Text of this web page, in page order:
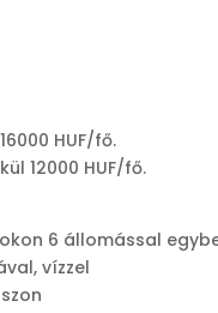
HUF/fő.
12000 HUF/fő.
6 állomással
vízzel